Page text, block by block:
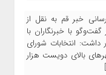
خبر قم به نقل از
با خبرنگاران با
۲۸ خردادماه اظهار داشت: انتخابات شورای
بالای دویست هزار